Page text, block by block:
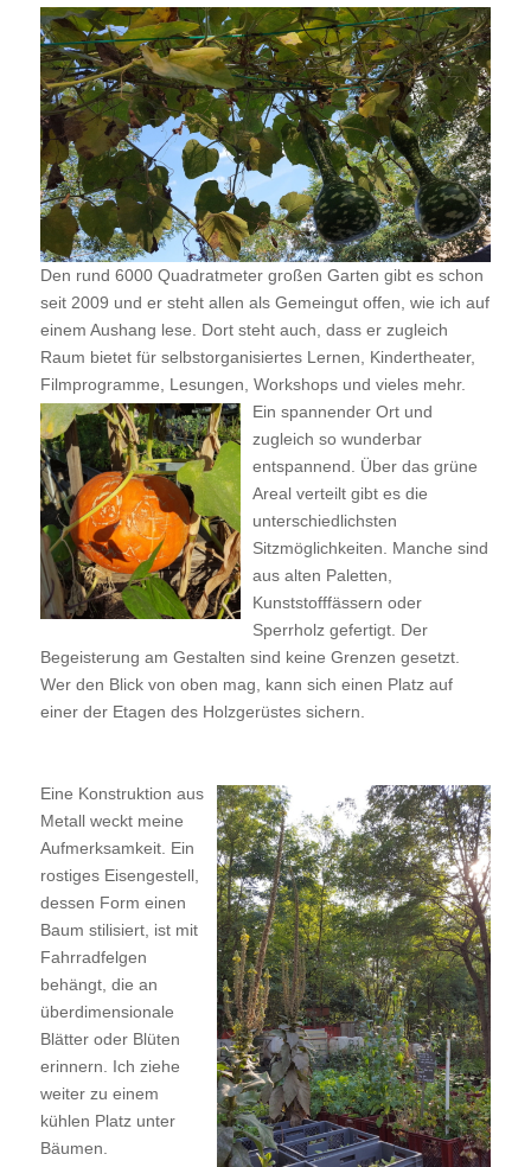
Den rund 6000 Quadratmeter großen Garten gibt es schon
seit 2009 und er steht allen als Gemeingut offen, wie ich auf
einem Aushang lese. Dort steht auch, dass er zugleich
Raum bietet für selbstorganisiertes Lernen, Kindertheater,
Filmprogramme, Lesungen, Workshops und vieles mehr.
Ein spannender Ort und
zugleich so wunderbar
entspannend. Über das grüne
Areal verteilt gibt es die
unterschiedlichsten
Sitzmöglichkeiten. Manche sind
aus alten Paletten,
Kunststofffässern oder
Sperrholz gefertigt. Der
Begeisterung am Gestalten sind keine Grenzen gesetzt.
Wer den Blick von oben mag, kann sich einen Platz auf
einer der Etagen des Holzgerüstes sichern.
Eine Konstruktion aus
Metall weckt meine
Aufmerksamkeit. Ein
rostiges Eisengestell,
dessen Form einen
Baum stilisiert, ist mit
Fahrradfelgen
behängt, die an
überdimensionale
Blätter oder Blüten
erinnern. Ich ziehe
weiter zu einem
kühlen Platz unter
Bäumen.